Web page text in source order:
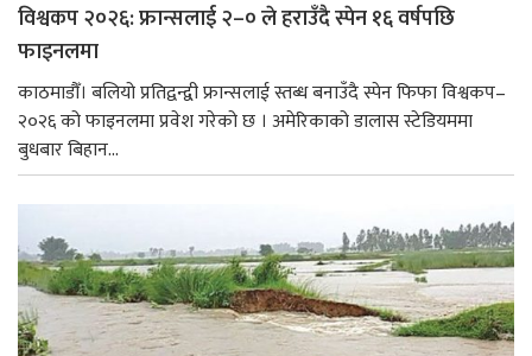
विश्वकप २०२६: फ्रान्सलाई २–० ले हराउँदै स्पेन १६ वर्षपछि
फाइनलमा
काठमाडौँ। बलियो प्रतिद्वन्द्वी फ्रान्सलाई स्तब्ध बनाउँदै स्पेन फिफा विश्वकप–
२०२६ को फाइनलमा प्रवेश गरेको छ । अमेरिकाको डालास स्टेडियममा
बुधबार बिहान...